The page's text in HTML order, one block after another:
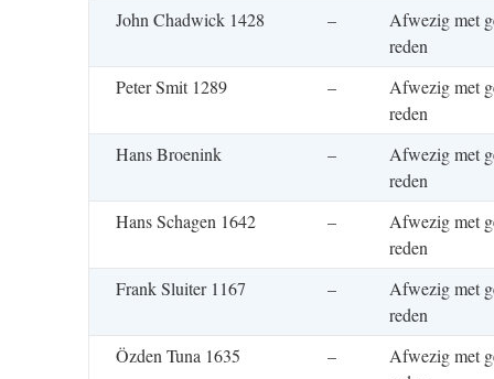
John Chadwick 1428
–
Afwezig met
reden
Peter Smit 1289
–
Afwezig met
reden
Hans Broenink
–
Afwezig met
reden
Hans Schagen 1642
–
Afwezig met
reden
Frank Sluiter 1167
–
Afwezig met
reden
Özden Tuna 1635
–
Afwezig met